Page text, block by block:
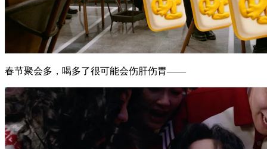
春节聚会多，喝多了很可能会伤肝伤胃——